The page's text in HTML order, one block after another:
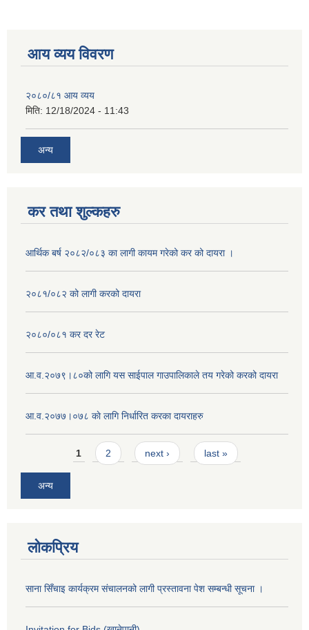
आय व्यय विवरण
२०८०/८१ आय व्यय
मिति: 12/18/2024 - 11:43
अन्य
कर तथा शुल्कहरु
आर्थिक बर्ष २०८२/०८३ का लागी कायम गरेको कर को दायरा ।
२०८१/०८२ को लागी करको दायरा
२०८०/०८१ कर दर रेट
आ.व.२०७९।८०को लागि यस साईपाल गाउपालिकाले तय गरेको करको दायरा
आ‍.व.२०७७।०७८ काे लागि निर्धारित करका दायराहरु
Pages1 2 next › last »
अन्य
लोकप्रिय
साना सिँचाइ कार्यक्रम संचालनको लागी प्रस्तावना पेश सम्बन्धी सूचना ।